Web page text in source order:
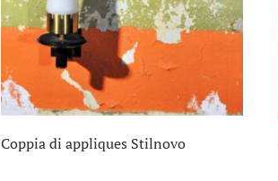
Coppia di appliques Stilnovo